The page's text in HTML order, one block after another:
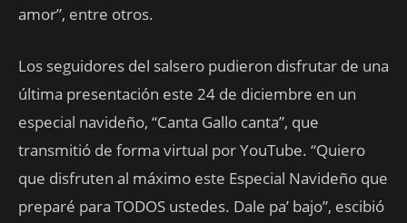
amor”, entre otros.
Los seguidores del salsero pudieron disfrutar de una
última presentación este 24 de diciembre en un
especial navideño, “Canta Gallo canta”, que
transmitió de forma virtual por YouTube. “Quiero
que disfruten al máximo este Especial Navideño que
preparé para TODOS ustedes. Dale pa’ bajo”, escibió